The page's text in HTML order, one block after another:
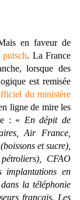
en faveur de
. La France
lorsque des
est remisée
du ministère
ligne de mire les
: « En dépit de
Air France,
et sucre),
CFAO
implantations en
la téléphonie
français. Les